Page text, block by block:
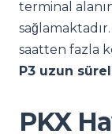
terminal
saatten fazla
P3 uzun
PKX